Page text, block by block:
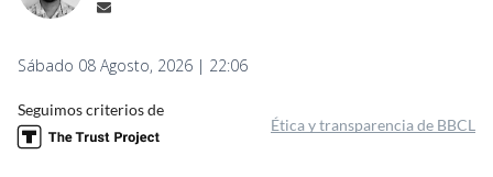
Sábado 08 Agosto, 2026 | 22:06
Seguimos criterios de
Ética y transparencia de BBCL